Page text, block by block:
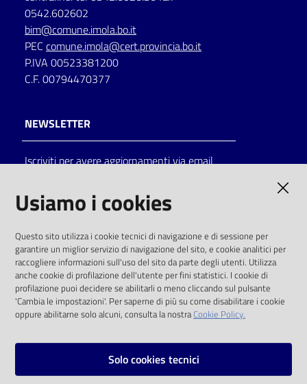
0542.602602
bim@comune.imola.bo.it
PEC comune.imola@cert.provincia.bo.it
P.IVA 00523381200
C.F. 00794470377
NEWSLETTER
Iscriviti per avere aggiornamenti via email
solo alle condizioni previste dalla direttiva
comunitaria 2003/98/CE e dal d.lgs. 36/2006
SOCIAL
Instagram
Usiamo i cookies
Questo sito utilizza i cookie tecnici di navigazione e di sessione per
garantire un miglior servizio di navigazione del sito, e cookie analitici per
raccogliere informazioni sull'uso del sito da parte degli utenti. Utilizza
anche cookie di profilazione dell'utente per fini statistici. I cookie di
profilazione puoi decidere se abilitarli o meno cliccando sul pulsante
'Cambia le impostazioni'. Per saperne di più su come disabilitare i cookie
oppure abilitarne solo alcuni, consulta la nostraCookie Policy.
Solo cookies tecnici